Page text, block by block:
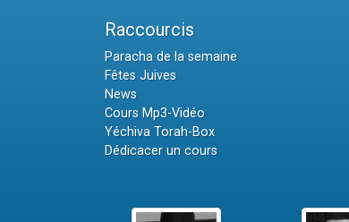
Raccourcis
Paracha de la semaine
Fêtes Juives
News
Cours Mp3-Vidéo
Yéchiva Torah-Box
Dédicacer un cours